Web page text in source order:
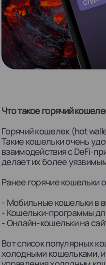
Что такое горячий
Горячий кошелек (hot
Такие кошельки очень
взаимодействия с DeFi-
делает их более
Ранее горячие кошельки
- Мобильные кошельки в
- Кошельки-программы
- Онлайн-кошельки на
Вот список популярных
холодными кошельками, и